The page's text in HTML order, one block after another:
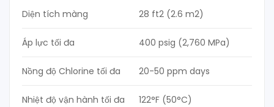
Diện tích màng 28 ft2 (2.6 m2)
Áp lực tối đa 400 psig (2,760 MPa)
Nồng độ Chlorine tối đa 20-50 ppm days
Nhiệt độ vận hành tối đa 122°F (50°C)